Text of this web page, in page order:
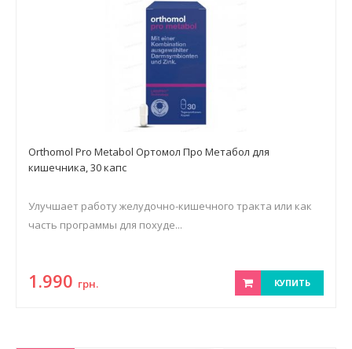
Orthomol Pro Metabol Ортомол Про Метабол для
кишечника, 30 капс
Улучшает работу желудочно-кишечного тракта или как
часть программы для похуде...
1.990 грн. КУПИТЬ